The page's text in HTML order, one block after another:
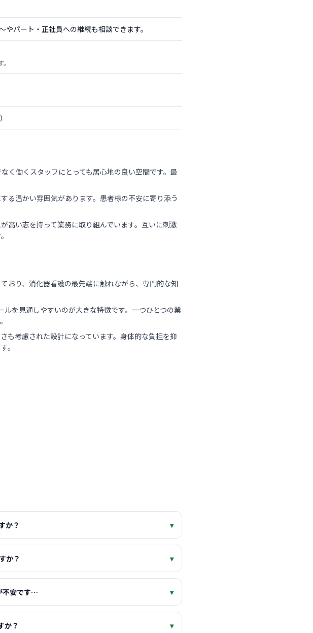
パート・正社員への継続も相談できます。
く働くスタッフにとっても居心地の良い空間です。最
る温かい雰囲気があります。患者様の不安に寄り添う
高い志を持って業務に取り組んでいます。互いに刺激
おり、消化器看護の最先端に触れながら、専門的な知
を見通しやすいのが大きな特徴です。一つひとつの業
も考慮された設計になっています。身体的な負担を抑
。
か？ ▾
か？ ▾
不安です… ▾
か？ ▾